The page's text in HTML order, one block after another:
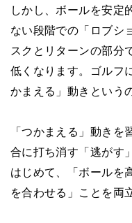
しかし、ボールを安定
ない段階での「ロブシ
スクとリターンの部分
低くなります。ゴルフ
かまえる」動きという
「つかまえる」動き
合に打ち消す「逃がす
はじめて、「ボールを
を合わせる」ことを両